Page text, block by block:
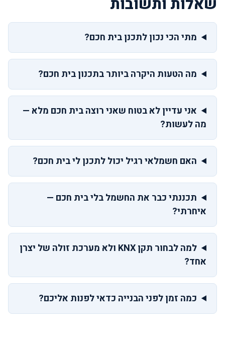
שאלות ותשובות
מתי הכי נכון לתכנן בית חכם?
מה הטעות היקרה ביותר בתכנון בית חכם?
אני עדיין לא בטוח שאני רוצה בית חכם מלא —
מה לעשות?
האם חשמלאי רגיל יכול לתכנן לי בית חכם?
תכננתי כבר את החשמל בלי בית חכם —
איחרתי?
למה לבחור תקן KNX ולא מערכת זולה של יצרן
אחד?
כמה זמן לפני הבנייה כדאי לפנות אליכם?